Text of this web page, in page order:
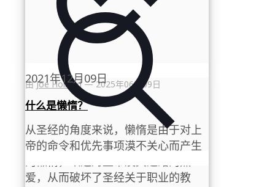
由Joe Holland —2025年06月09日
什么是懒惰？
从圣经的角度来说，懒惰是由于对上
帝的命令和优先事项漠不关心而产生
爱，从而破坏了圣经关于职业的教
2021年12月09日